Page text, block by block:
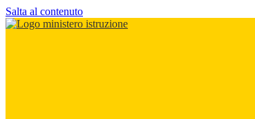
Salta al contenuto